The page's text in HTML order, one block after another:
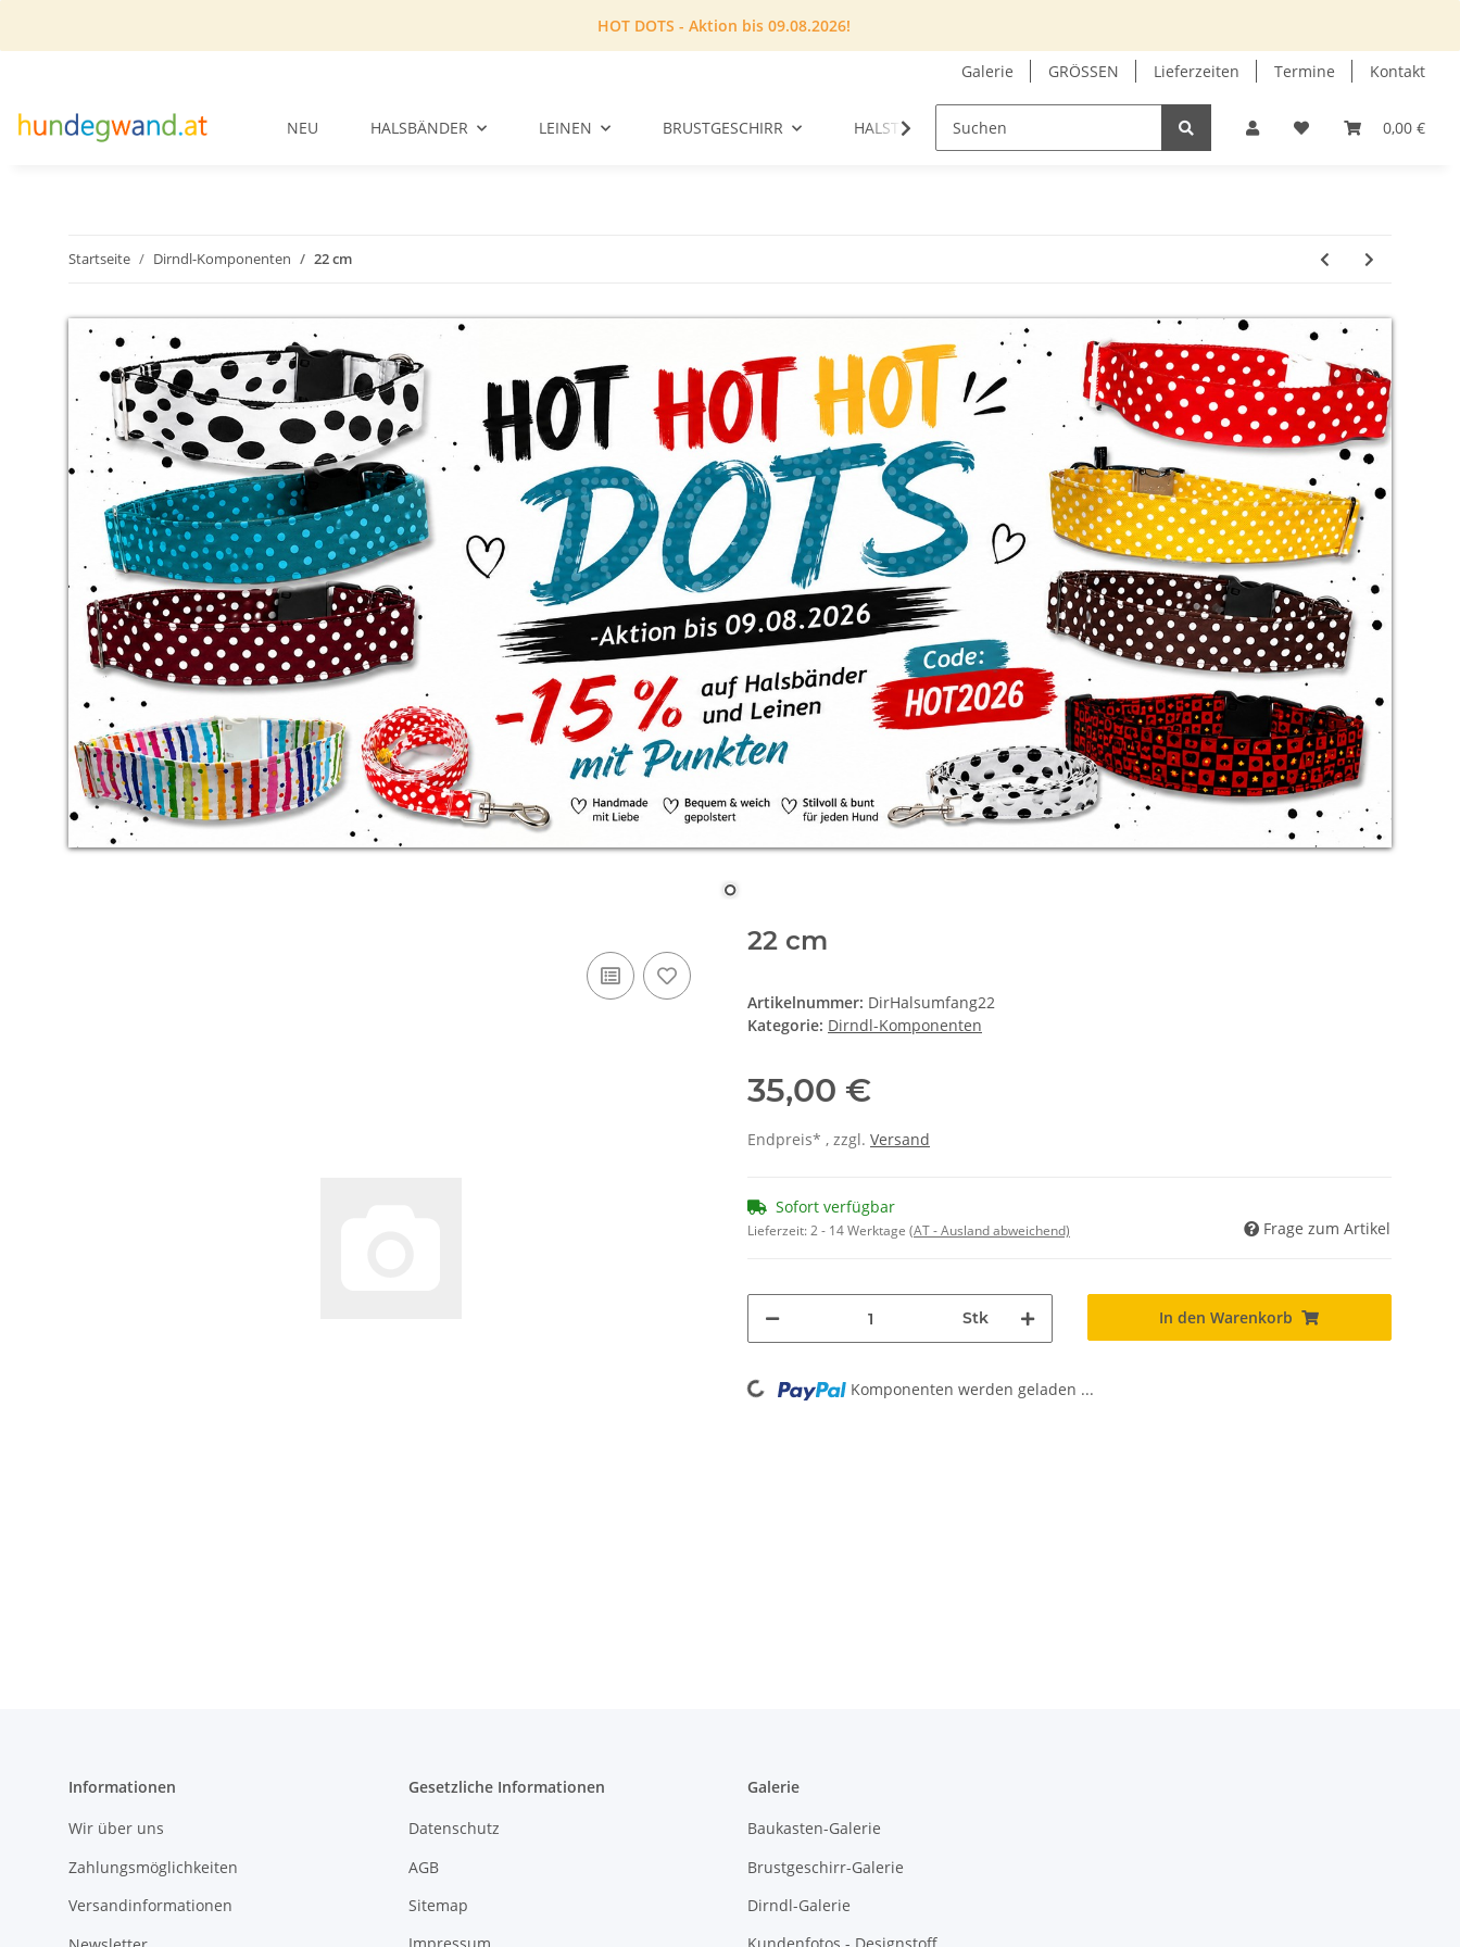
HOT DOTS - Aktion bis 09.08.2026!
Galerie GRÖSSEN Lieferzeiten Termine Kontakt
0,00 €
NEU HALSBÄNDER LEINEN BRUSTGESCHIRR HALSTUCH GUTSCHEIN INFOECKE
Startseite Dirndl-Komponenten 22 cm
22 cm
Artikelnummer: DirHalsumfang22
Kategorie: Dirndl-Komponenten
35,00 €
Endpreis* , zzgl. Versand
Sofort verfügbar
Lieferzeit:2 - 14 Werktage (AT - Ausland abweichend) Frage zum Artikel
Stk In den Warenkorb
Loading... Komponenten werden geladen ...
Informationen
Wir über uns
Zahlungsmöglichkeiten
Versandinformationen
Gesetzliche Informationen
Datenschutz
AGB
Sitemap
Galerie
Baukasten-Galerie
Brustgeschirr-Galerie
Dirndl-Galerie